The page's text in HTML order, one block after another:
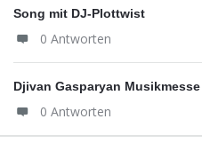
Song mit DJ-Plottwist
0 Antworten
Djivan Gasparyan
0 Antworten